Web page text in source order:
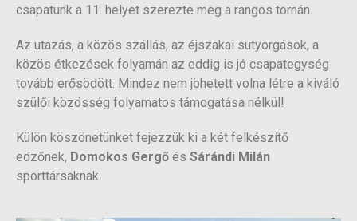
csapatunk a 11. helyet szerezte meg a rangos tornán.
Az utazás, a közös szállás, az éjszakai sutyorgások, a
közös étkezések folyamán az eddig is jó csapategység
tovább erősödött. Mindez nem jöhetett volna létre a kiváló
szülői közösség folyamatos támogatása nélkül!
Külön köszönetünket fejezzük ki a két felkészítő
edzőnek, Domokos Gergő és Sárándi Milán
sporttársaknak.